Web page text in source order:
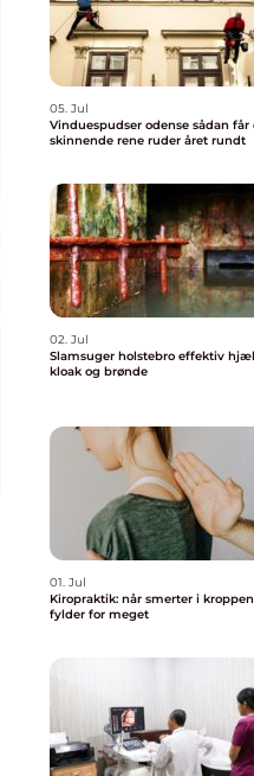
05. Jul
Vinduespudser odense sådan får du
skinnende rene ruder året rundt
02. Jul
Slamsuger holstebro effektiv hjælp til
kloak og brønde
01. Jul
Kiropraktik: når smerter i kroppen
fylder for meget